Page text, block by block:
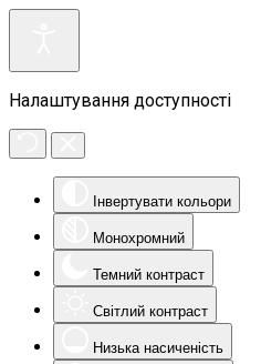
Налаштування доступності
Інвертувати кольори
Монохромний
Темний контраст
Світлий контраст
Низька насиченість